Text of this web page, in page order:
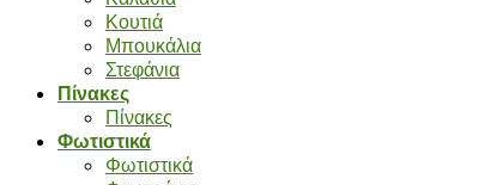
Κουτιά
Μπουκάλια
Στεφάνια
Πίνακες
Πίνακες
Φωτιστικά
Φωτιστικά